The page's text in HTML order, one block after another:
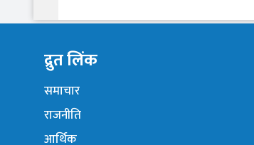
द्रुत लिंक
समाचार
राजनीति
आर्थिक